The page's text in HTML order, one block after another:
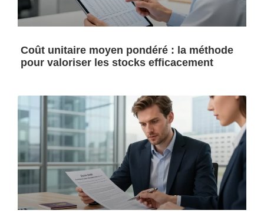
Coût unitaire moyen pondéré : la méthode
pour valoriser les stocks efficacement